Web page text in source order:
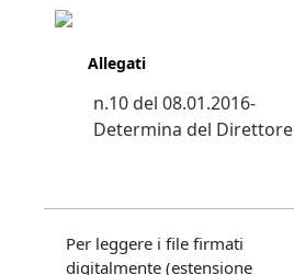
Allegati
n.10 del 08.01.2016-
Determina del Direttore
Per leggere i file firmati
digitalmente (estensione